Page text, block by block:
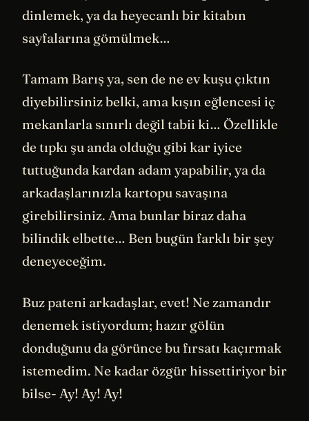
dinlemek, ya da heyecanlı bir kitabın
sayfalarına gömülmek…
Tamam Barış ya, sen de ne ev kuşu çıktın
diyebilirsiniz belki, ama kışın eğlencesi iç
mekanlarla sınırlı değil tabii ki… Özellikle
de tıpkı şu anda olduğu gibi kar iyice
tuttuğunda kardan adam yapabilir, ya da
arkadaşlarınızla kartopu savaşına
girebilirsiniz. Ama bunlar biraz daha
bilindik elbette… Ben bugün farklı bir şey
deneyeceğim.
Buz pateni arkadaşlar, evet! Ne zamandır
denemek istiyordum; hazır gölün
donduğunu da görünce bu fırsatı kaçırmak
istemedim. Ne kadar özgür hissettiriyor bir
bilse- Ay! Ay! Ay!